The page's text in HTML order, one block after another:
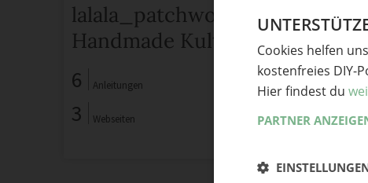
lalala_patchwork auf
Handmade Kultur
6 Anleitungen
3 Webseiten
Cookies helfen
kostenfreies DIY-
Hier findest du
PARTNER